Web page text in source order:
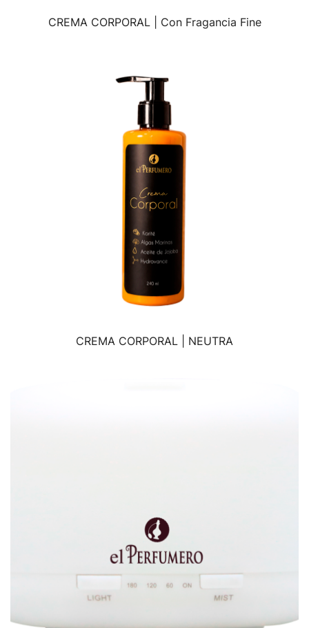
VISTA RÁPIDA
CREMA CORPORAL | Con Fragancia Fine
VISTA RÁPIDA
CREMA CORPORAL | NEUTRA